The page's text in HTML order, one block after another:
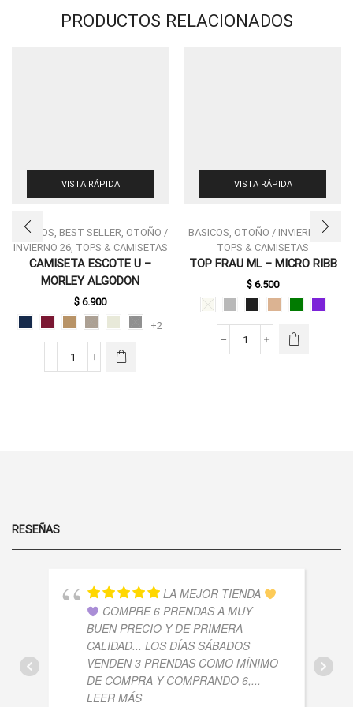
PRODUCTOS RELACIONADOS
VISTA RÁPIDA
BASICOS, BEST SELLER, OTOÑO /
INVIERNO 26, TOPS & CAMISETAS
CAMISETA ESCOTE U –
MORLEY ALGODON
$ 6.900
+2
CAMISETA
ESTE
PRODUCTO
TIENE
MÚLTIPLES
VARIANTES.
OPCIONES
VISTA RÁPIDA
BASICOS, OTOÑO / INVIERNO 26
TOPS & CAMISETAS
TOP FRAU ML – MICRO RIBB
$ 6.500
TOP
ESTE
PRODUCTO
TIENE
MÚLTIPLES
OPCIONES
RESEÑAS
LA MEJOR TIENDA
COMPRE 6 PRENDAS A MUY
BUEN PRECIO Y DE PRIMERA
CALIDAD... LOS DÍAS SÁBADOS
VENDEN 3 PRENDAS COMO MÍNIMO
DE COMPRA Y COMPRANDO 6,...
LEER MÁS